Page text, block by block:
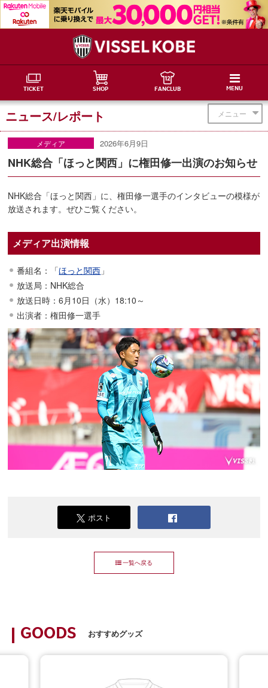
TICKET SHOP FANCLUB MENU
メニュー
ニュース/レポート
メディア 2026年6月9日
NHK総合「ほっと関西」に権田修一出演のお知らせ
NHK総合「ほっと関西」に、権田修一選手のインタビューの模様が
放送されます。ぜひご覧ください。
メディア出演情報
番組名：「ほっと関西 」
放送局：NHK総合
放送日時：6月10日（水）18:10～
出演者：権田修一選手
ポスト
一覧へ戻る
GOODS おすすめグッズ